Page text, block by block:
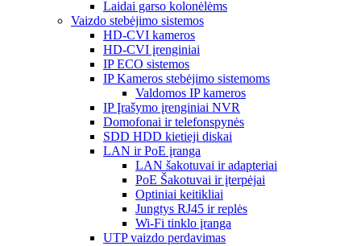
Laidai garso kolonėlėms
Vaizdo stebėjimo sistemos
HD-CVI kameros
HD-CVI įrenginiai
IP ECO sistemos
IP Kameros stebėjimo sistemoms
Valdomos IP kameros
IP Įrašymo įrenginiai NVR
Domofonai ir telefonspynės
SDD HDD kietieji diskai
LAN ir PoE įranga
LAN šakotuvai ir adapteriai
PoE Šakotuvai ir įterpėjai
Optiniai keitikliai
Jungtys RJ45 ir replės
Wi-Fi tinklo įranga
UTP vaizdo perdavimas